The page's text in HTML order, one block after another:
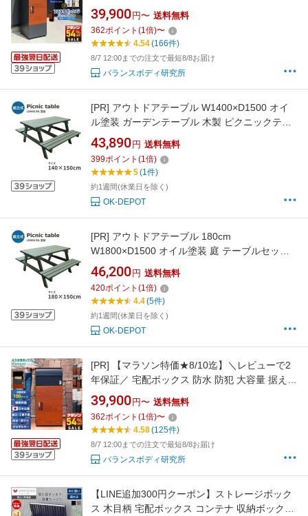
大容量 大型 据え置き型 2段 プッシュ 電子錠 電
子キー 戸建て 戸建て用 置き配ボックス ポスト
置き型 ポスト付き ルスネコボックス Premium
プレミアム ベース 補助金 置き配
39,900 円〜 送料無料
362ポイント (1倍)〜
4.54(166件)
8/7 12:00までの注文で最短8/8お届け
バランスボディ研究所
[PR] アウトドアテーブル W1400×D1500 オイ
ル塗装 ガーデンテーブル 木製 ピクニックテー
ブル セット バルコニー テーブル 庭 テーブルセ
ット 屋外 チェア BBQ
43,890 円 送料無料
399ポイント (1倍)
5(1件)
約1週間(休業日を除く)
OK-DEPOT
[PR] アウトドアテーブル 180cm
W1800×D1500 オイル塗装 庭 テーブルセット
木製 ガーデンテーブルセット おしゃれ ガーデ
ンテーブル ピクニックテーブル
46,200 円 送料無料
420ポイント (1倍)
4.4(5件)
約1週間(休業日を除く)
OK-DEPOT
[PR]
【マラソン特価★8/10迄】＼レビューで2
年保証／ 宅配ボックス 防水 防犯 大容量 据え置
き型 戸建て 戸建て用 複数 複数投函 屋外 ルス
ネコボックス Premium プレミアム 電子錠 電子
キー 木目 防錆 おしゃれ 補助金 BOX ポスト 置
き配ボックス 大型 置き配 ボックス
39,900 円〜 送料無料
362ポイント (1倍)〜
4.58(125件)
8/7 12:00までの注文で最短8/8お届け
バランスボディ研究所
【LINE追加300円クーポン】ストレージボック
ス 木目柄 宅配ボックス コンテナ 収納ボックス